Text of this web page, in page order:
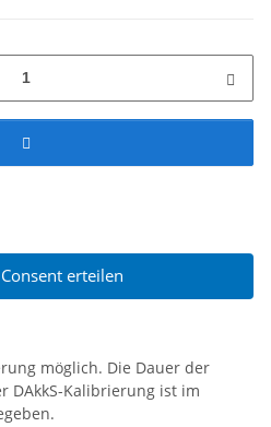
Consent erteilen